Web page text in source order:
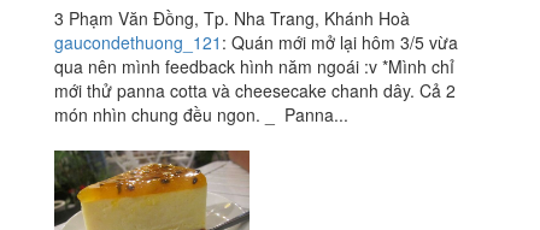
3 Phạm Văn Đồng, Tp. Nha Trang, Khánh Hoà
gaucondethuong_121 : Quán mới mở lại hôm 3/5 vừa
qua nên mình feedback hình năm ngoái :v *Mình chỉ
mới thử panna cotta và cheesecake chanh dây. Cả 2
món nhìn chung đều ngon. _ Panna...